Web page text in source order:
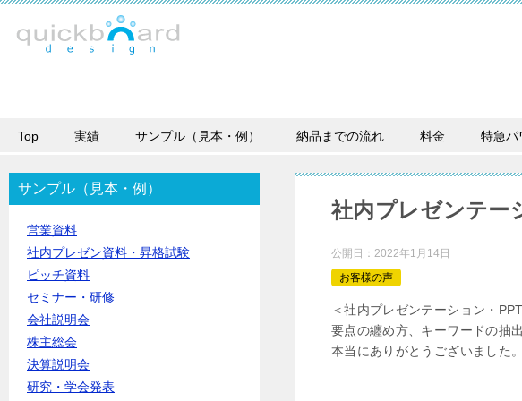
Top 実績 サンプル（見本・例） 納品までの流れ 料金 特急パ
社内プレゼンテー
公開日： 2022年1月14日
お客様の声
＜社内プレゼンテーション・
要点の纏め方、キーワードの抽
本当にありがとうございました。
サンプル（見本・例）
営業資料
社内プレゼン資料・昇格試験
ピッチ資料
セミナー・研修
会社説明会
株主総会
決算説明会
研究・学会発表